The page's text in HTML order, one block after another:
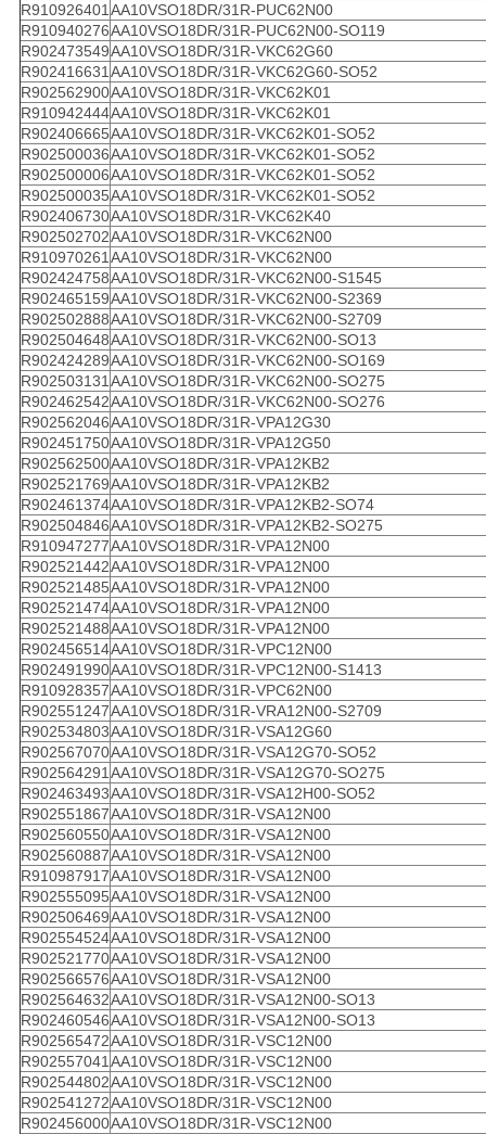
R910926401AA10VSO18DR/31R-PUC62N00
R910940276AA10VSO18DR/31R-PUC62N00-SO119
R902473549AA10VSO18DR/31R-VKC62G60
R902416631AA10VSO18DR/31R-VKC62G60-SO52
R902562900AA10VSO18DR/31R-VKC62K01
R910942444AA10VSO18DR/31R-VKC62K01
R902406665AA10VSO18DR/31R-VKC62K01-SO52
R902500036AA10VSO18DR/31R-VKC62K01-SO52
R902500006AA10VSO18DR/31R-VKC62K01-SO52
R902500035AA10VSO18DR/31R-VKC62K01-SO52
R902406730AA10VSO18DR/31R-VKC62K40
R902502702AA10VSO18DR/31R-VKC62N00
R910970261AA10VSO18DR/31R-VKC62N00
R902424758AA10VSO18DR/31R-VKC62N00-S1545
R902465159AA10VSO18DR/31R-VKC62N00-S2369
R902502888AA10VSO18DR/31R-VKC62N00-S2709
R902504648AA10VSO18DR/31R-VKC62N00-SO13
R902424289AA10VSO18DR/31R-VKC62N00-SO169
R902503131AA10VSO18DR/31R-VKC62N00-SO275
R902462542AA10VSO18DR/31R-VKC62N00-SO276
R902562046AA10VSO18DR/31R-VPA12G30
R902451750AA10VSO18DR/31R-VPA12G50
R902562500AA10VSO18DR/31R-VPA12KB2
R902521769AA10VSO18DR/31R-VPA12KB2
R902461374AA10VSO18DR/31R-VPA12KB2-SO74
R902504846AA10VSO18DR/31R-VPA12KB2-SO275
R910947277AA10VSO18DR/31R-VPA12N00
R902521442AA10VSO18DR/31R-VPA12N00
R902521485AA10VSO18DR/31R-VPA12N00
R902521474AA10VSO18DR/31R-VPA12N00
R902521488AA10VSO18DR/31R-VPA12N00
R902456514AA10VSO18DR/31R-VPC12N00
R902491990AA10VSO18DR/31R-VPC12N00-S1413
R910928357AA10VSO18DR/31R-VPC62N00
R902551247AA10VSO18DR/31R-VRA12N00-S2709
R902534803AA10VSO18DR/31R-VSA12G60
R902567070AA10VSO18DR/31R-VSA12G70-SO52
R902564291AA10VSO18DR/31R-VSA12G70-SO275
R902463493AA10VSO18DR/31R-VSA12H00-SO52
R902551867AA10VSO18DR/31R-VSA12N00
R902560550AA10VSO18DR/31R-VSA12N00
R902560887AA10VSO18DR/31R-VSA12N00
R910987917AA10VSO18DR/31R-VSA12N00
R902555095AA10VSO18DR/31R-VSA12N00
R902506469AA10VSO18DR/31R-VSA12N00
R902554524AA10VSO18DR/31R-VSA12N00
R902521770AA10VSO18DR/31R-VSA12N00
R902566576AA10VSO18DR/31R-VSA12N00
R902564632AA10VSO18DR/31R-VSA12N00-SO13
R902460546AA10VSO18DR/31R-VSA12N00-SO13
R902565472AA10VSO18DR/31R-VSC12N00
R902557041AA10VSO18DR/31R-VSC12N00
R902544802AA10VSO18DR/31R-VSC12N00
R902541272AA10VSO18DR/31R-VSC12N00
R902456000AA10VSO18DR/31R-VSC12N00